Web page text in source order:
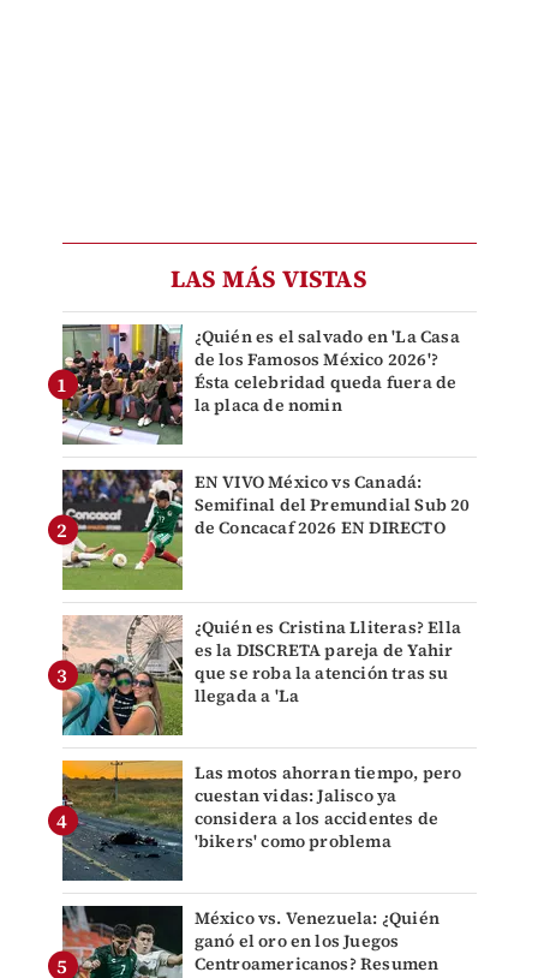
LAS MÁS VISTAS
¿Quién es el salvado en 'La Casa
de los Famosos México 2026'?
Ésta celebridad queda fuera de
la placa de nomin
EN VIVO México vs Canadá:
Semifinal del Premundial Sub 20
de Concacaf 2026 EN DIRECTO
¿Quién es Cristina Lliteras? Ella
es la DISCRETA pareja de Yahir
que se roba la atención tras su
llegada a 'La
Las motos ahorran tiempo, pero
cuestan vidas: Jalisco ya
considera a los accidentes de
'bikers' como problema
México vs. Venezuela: ¿Quién
ganó el oro en los Juegos
Centroamericanos? Resumen